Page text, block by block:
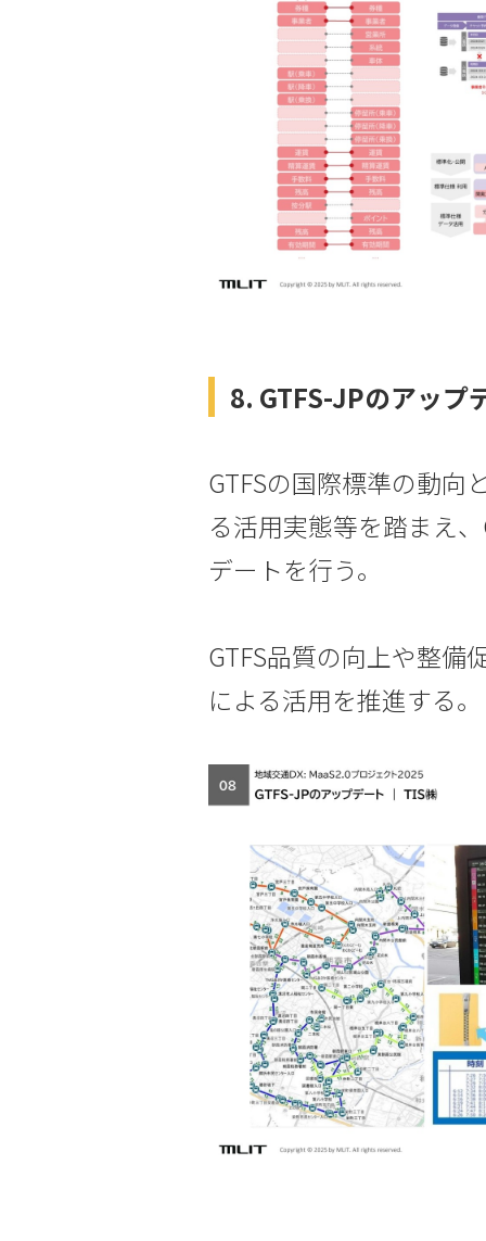
8. GTFS-JPのアップ
GTFSの国際標準の動向
る活用実態等を踏まえ
デートを行う。
GTFS品質の向上や整備
による活用を推進する。